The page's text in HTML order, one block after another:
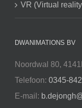
VR (Virtual
DWANIMATIONS BV
Noordwal 80,
Telefoon: 0345-
E-mail: